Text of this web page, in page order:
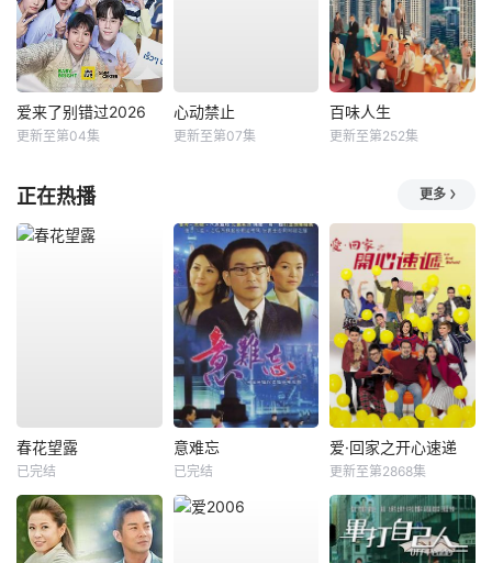
爱来了别错过2026
更新至第04集
心动禁止
更新至第07集
百味人生
更新至第252集
正在热播 更多
春花望露
已完结
意难忘
已完结
爱·回家之开心速递
更新至第2868集